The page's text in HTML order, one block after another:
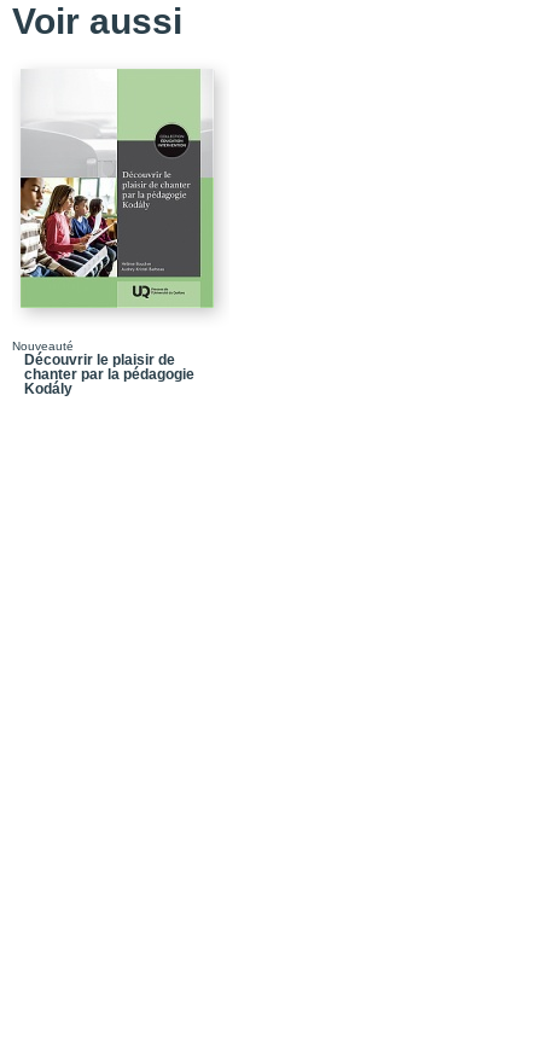
Voir aussi
Nouveauté
Découvrir le plaisir de
chanter par la pédagogie
Kodály